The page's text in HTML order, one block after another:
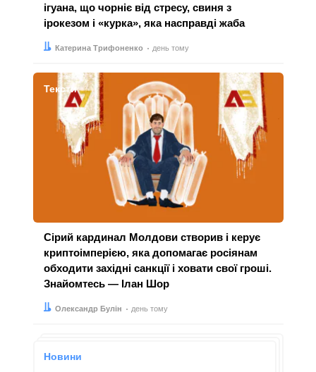
ігуана, що чорніє від стресу, свиня з
ірокезом і «курка», яка насправді жаба
Автор:
Катерина Трифоненко
Дата: день тому
Тексти
Сірий кардинал Молдови створив і керує
криптоімперією, яка допомагає росіянам
обходити західні санкції і ховати свої гроші.
Знайомтесь — Ілан Шор
Автор:
Олександр Булін
Дата: день тому
Новини